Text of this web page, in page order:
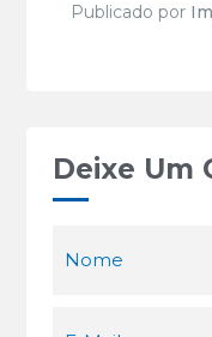
Publicado por
Deixe Um